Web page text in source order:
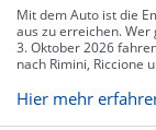
Mit dem Auto ist die
aus zu erreichen.
3. Oktober 2026
nach Rimini, Riccione
Hier mehr